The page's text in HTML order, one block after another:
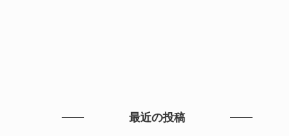
最近の投稿